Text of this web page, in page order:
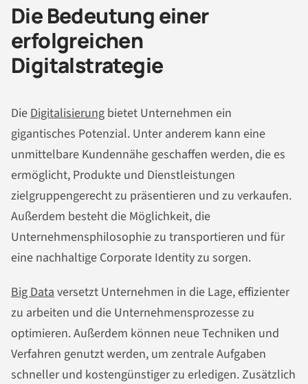
Die Bedeutung einer
erfolgreichen
Digitalstrategie
DieDigitalisierung bietet Unternehmen ein
gigantisches Potenzial. Unter anderem kann eine
unmittelbare Kundennähe geschaffen werden, die es
ermöglicht, Produkte und Dienstleistungen
zielgruppengerecht zu präsentieren und zu verkaufen.
Außerdem besteht die Möglichkeit, die
Unternehmensphilosophie zu transportieren und für
eine nachhaltige Corporate Identity zu sorgen.
Big Data versetzt Unternehmen in die Lage, effizienter
zu arbeiten und die Unternehmensprozesse zu
optimieren. Außerdem können neue Techniken und
Verfahren genutzt werden, um zentrale Aufgaben
schneller und kostengünstiger zu erledigen. Zusätzlich